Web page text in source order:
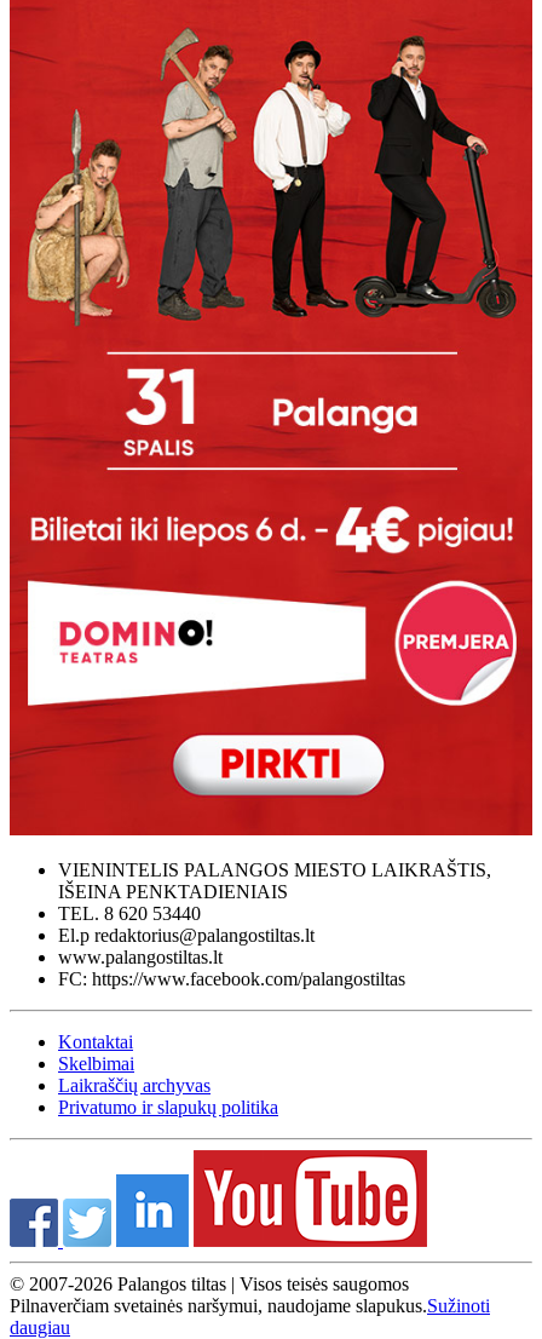
VIENINTELIS PALANGOS MIESTO LAIKRAŠTIS,
IŠEINA PENKTADIENIAIS
TEL. 8 620 53440
El.p redaktorius@palangostiltas.lt
www.palangostiltas.lt
FC: https://www.facebook.com/palangostiltas
Kontaktai
Skelbimai
Laikraščių archyvas
Privatumo ir slapukų politika
© 2007-2026 Palangos tiltas | Visos teisės saugomos
Pilnaverčiam svetainės naršymui, naudojame slapukus.Sužinoti
daugiau